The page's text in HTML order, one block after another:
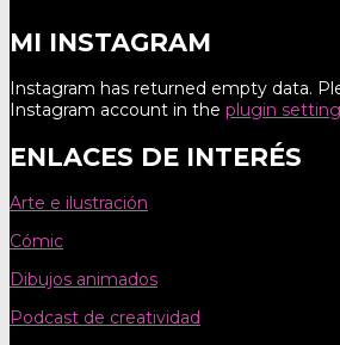
MI INSTAGRAM
Instagram has returned empty data.
Instagram account in the plugin
ENLACES DE INTERÉS
Arte e ilustración
Cómic
Dibujos animados
Podcast de creatividad